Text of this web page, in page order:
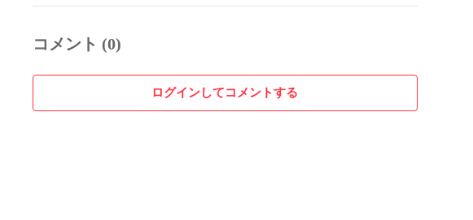
コメント (0)
ログインしてコメントする